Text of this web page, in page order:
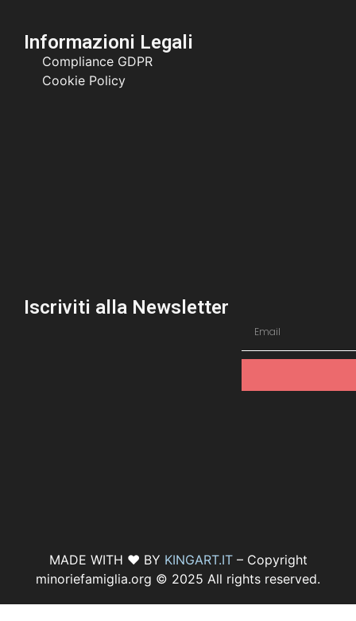
Informazioni Legali
Compliance GDPR
Cookie Policy
Iscriviti alla Newsletter
MADE WITH ♥ BY KINGART.IT– Copyright
minoriefamiglia.org © 2025 All rights reserved.